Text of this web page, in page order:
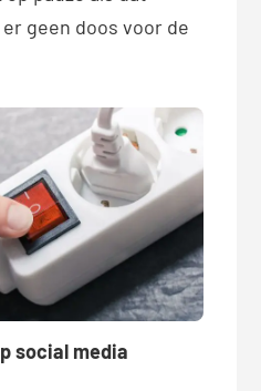
geen doos voor de
social media